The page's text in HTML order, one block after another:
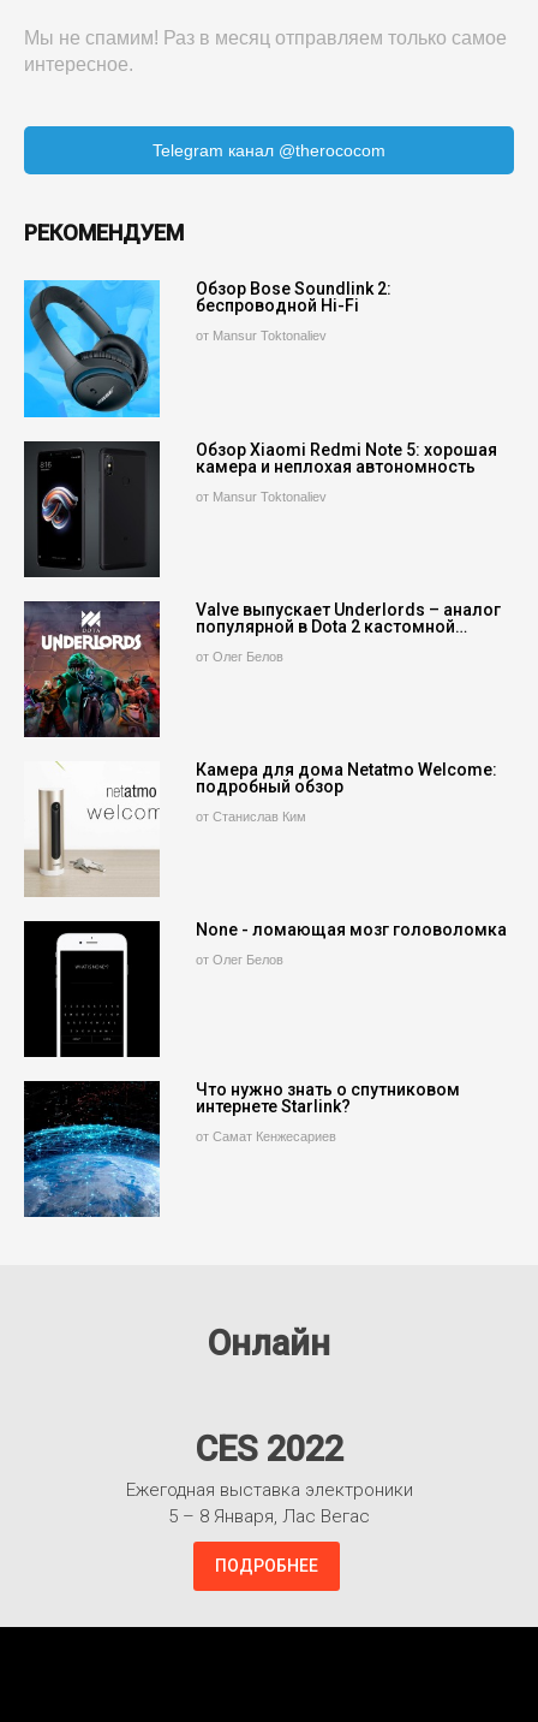
Мы не спамим! Раз в месяц отправляем только самое
интересное.
Telegram канал @therococom
РЕКОМЕНДУЕМ
Обзор Bose Soundlink 2:
беспроводной Hi-Fi
от Mansur Toktonaliev
Обзор Xiaomi Redmi Note 5: хорошая
камера и неплохая автономность
от Mansur Toktonaliev
Valve выпускает Underlords – аналог
популярной в Dota 2 кастомной…
от Олег Белов
Камера для дома Netatmo Welcome:
подробный обзор
от Станислав Ким
None - ломающая мозг головоломка
от Олег Белов
Что нужно знать о спутниковом
интернете Starlink?
от Самат Кенжесариев
Онлайн
CES 2022
Ежегодная выставка электроники
5 – 8 Января, Лас Вегас
ПОДРОБНЕЕ